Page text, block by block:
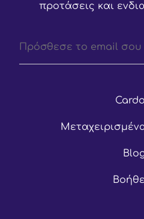
προτάσεις και